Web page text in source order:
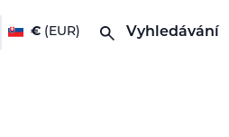
€ (EUR) Vyhledávání